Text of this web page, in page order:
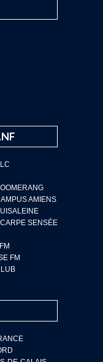
AMIENS
SENSÉE
FM